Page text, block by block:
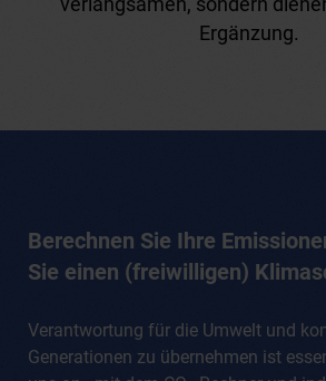
Ergänzung.
Berechnen Sie Ihre
Sie einen (freiwilligen)
Verantwortung für die Umwelt und
Generationen zu übernehmen ist